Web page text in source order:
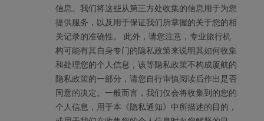
信息。我们将这些从第三方处收集的信息用于为您
提供服务，以及用于保证我们所掌握的关于您的相
关记录的准确性。 此外，请您注意，专业旅行机
构可能有其自身专门的隐私政策来说明其如何收集
和处理您的个人信息，该等隐私政策不构成厦航的
隐私政策的一部分，请您自行审慎阅读后作出是否
同意的决定。一般而言，我们仅会将收集到的您的
个人信息，用于本《隐私通知》中所描述的目的，